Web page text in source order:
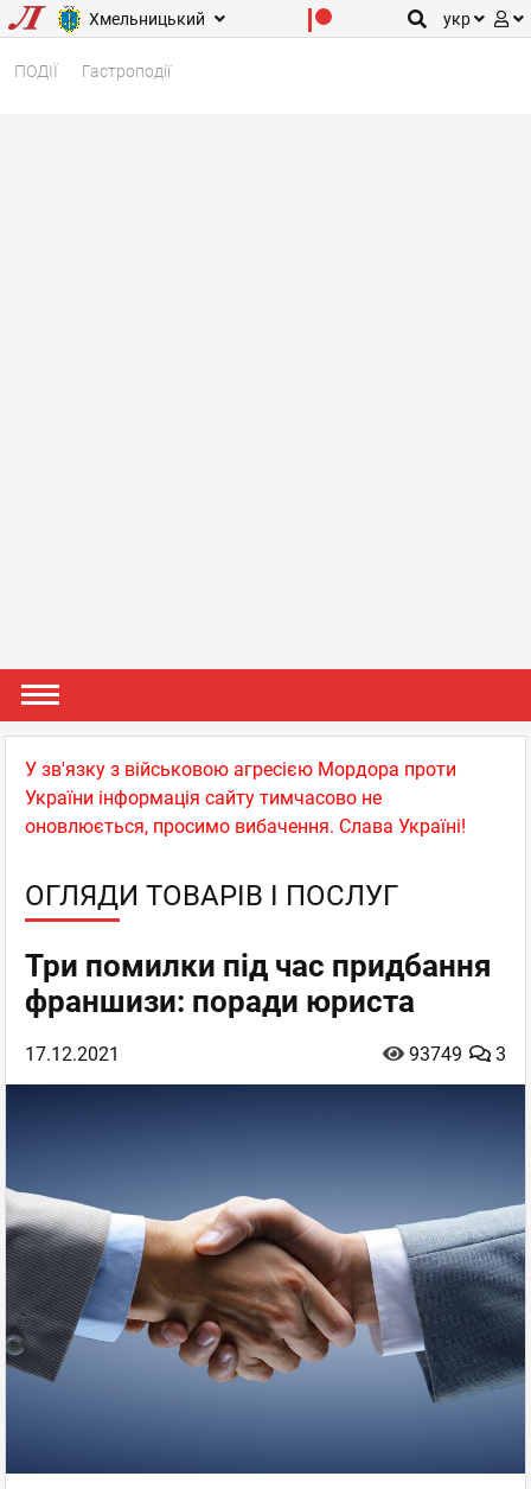
Хмельницький укр
ПОДІЇ Гастроподії
У зв'язку з військовою агресією Мордора проти
України інформація сайту тимчасово не
оновлюється, просимо вибачення. Слава Україні!
ОГЛЯДИ ТОВАРІВ І ПОСЛУГ
Три помилки під час придбання
франшизи: поради юриста
17.12.2021 3
93749